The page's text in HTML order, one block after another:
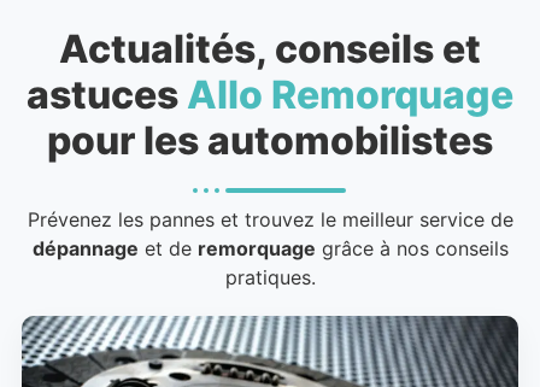
Actualités, conseils et
astuces Allo Remorquage
pour les automobilistes
Prévenez les pannes et trouvez le meilleur service de
dépannage et de remorquage grâce à nos conseils
pratiques.